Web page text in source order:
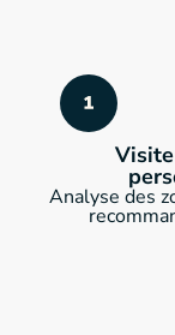
Analyse des